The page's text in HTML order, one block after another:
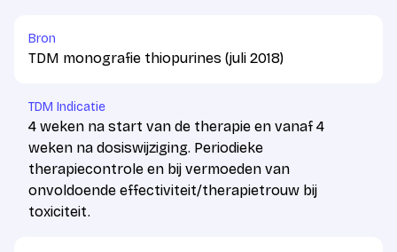
Bron
TDM monografie thiopurines (juli 2018)
TDM Indicatie
4 weken na start van de therapie en vanaf 4
weken na dosiswijziging. Periodieke
therapiecontrole en bij vermoeden van
onvoldoende effectiviteit/therapietrouw bij
toxiciteit.